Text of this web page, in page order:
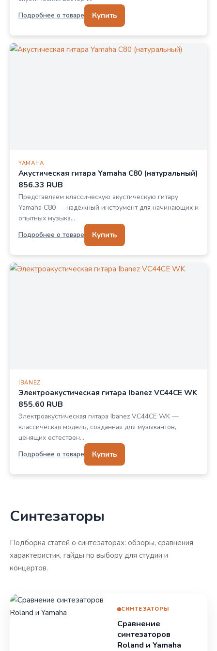
Подробнее о товаре
Купить
YAMAHA
Акустическая гитара Yamaha C80 (натуральный)
856.33 RUB
Представляем классическую акустическую гитару
Yamaha C80 — надёжный инструмент для начинающих и
опытных музыка…
Подробнее о товаре
Купить
IBANEZ
Электроакустическая гитара Ibanez VC44CE WK
855.60 RUB
Электроакустическая гитара Ibanez VC44CE WK —
классическая модель, созданная для музыкантов,
ценящих естествен…
Подробнее о товаре
Купить
Синтезаторы
Подборка статей о синтезаторах: обзоры, сравнения
характеристик, гайды по выбору для студии и
концертов.
СИНТЕЗАТОРЫ
Сравнение
синтезаторов
Roland и Yamaha